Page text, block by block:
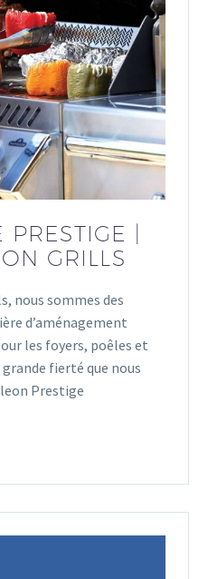
PRESTIGE |
GRILLS
nous sommes des
d’aménagement
les foyers, poêles et
grande fierté que nous
Prestige